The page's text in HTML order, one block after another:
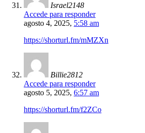
Israel2148
Accede para responder
agosto 4, 2025, 5:58 am
https://shorturl.fm/mMZXn
Billie2812
Accede para responder
agosto 5, 2025, 6:57 am
https://shorturl.fm/f2ZCo